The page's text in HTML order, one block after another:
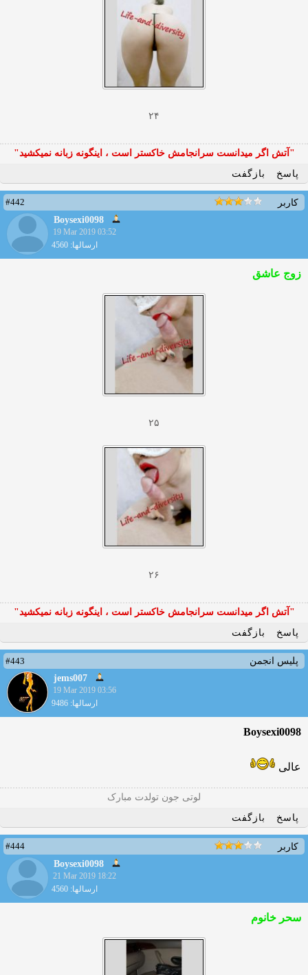
۲۴
"آتش اگر ميدانست سرانجامش خاكستر است ، اينگونه زبانه نميكشيد"
پاسخ
بازگفت
کاربر
#442
Boysexi0098
19 Mar 2019 03:52
ارسالها: 4560
زوج عاشق
۲۵
۲۶
"آتش اگر ميدانست سرانجامش خاكستر است ، اينگونه زبانه نميكشيد"
پاسخ
بازگفت
پلیس انجمن
#443
jems007
19 Mar 2019 03:56
ارسالها: 9486
Boysexi0098
عالی
لوتی جون تولدت مبارک
پاسخ
بازگفت
کاربر
#444
Boysexi0098
21 Mar 2019 18:22
ارسالها: 4560
سحر خانوم